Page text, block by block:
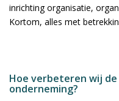
inrichting organisatie,
Kortom, alles met
Hoe verbeteren wij
onderneming?